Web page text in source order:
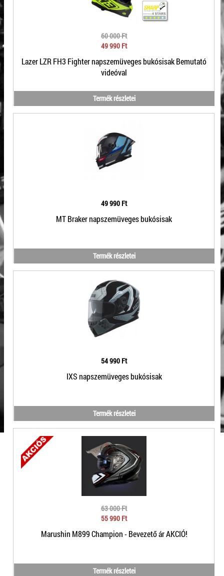
60 000 Ft
49 990 Ft
Lazer LZR FH3 Fighter napszemüveges bukósisak Bemutató
videóval
Termék részletei
49 990 Ft
MT Braker napszemüveges bukósisak
Termék részletei
54 990 Ft
IXS napszemüveges bukósisak
Termék részletei
63 000 Ft
55 990 Ft
Marushin M899 Champion - Bevezető ár AKCIÓ!
Termék részletei